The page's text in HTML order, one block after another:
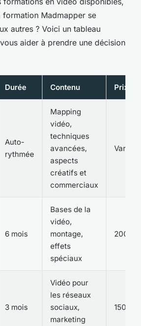
formation Madmapper se
autres ? Voici un tableau
aider à prendre une décision
Durée Contenu Prix
Auto-
rythmée
Mapping
vidéo,
techniques
avancées,
aspects
créatifs et
commerciaux
6 mois
Bases de la
vidéo,
montage,
effets
spéciaux
2000€
3 mois
Vidéo pour
les réseaux
sociaux,
marketing
1500€